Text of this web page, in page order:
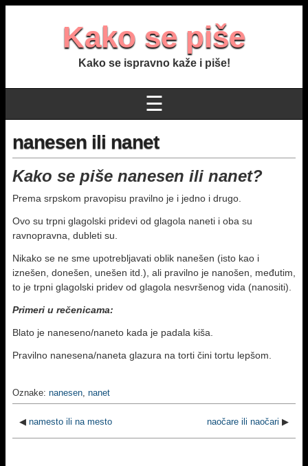
Kako se piše
Kako se ispravno kaže i piše!
☰
nanesen ili nanet
Kako se piše nanesen ili nanet?
Prema srpskom pravopisu pravilno je i jedno i drugo.
Ovo su trpni glagolski pridevi od glagola naneti i oba su
ravnopravna, dubleti su.
Nikako se ne sme upotrebljavati oblik nanešen (isto kao i
iznešen, donešen, unešen itd.), ali pravilno je nanošen, međutim,
to je trpni glagolski pridev od glagola nesvršenog vida (nanositi).
Primeri u rečenicama:
Blato je naneseno/naneto kada je padala kiša.
Pravilno nanesena/naneta glazura na torti čini tortu lepšom.
Oznake: nanesen, nanet
◀ namesto ili na mesto naočare ili naočari ▶